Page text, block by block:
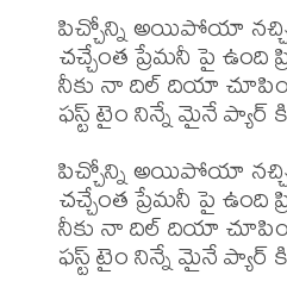
పిచ్చోన్ని అయిపోయా
చచ్చేంత ప్రేమనీ పై ఉంది
నీకు నా దిల్ దియా
ఫస్ట్ టైం నిన్నే మైనే
పిచ్చోన్ని అయిపోయా
చచ్చేంత ప్రేమనీ పై ఉంది
నీకు నా దిల్ దియా
ఫస్ట్ టైం నిన్నే మైనే